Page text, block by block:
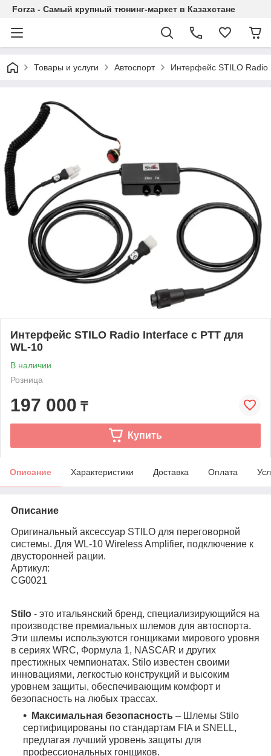
Forza - Самый крупный тюнинг-маркет в Казахстане
Товары и услуги Автоспорт Интерфейс STILO
Интерфейс STILO Radio Interface с PTT для
WL-10
В наличии
Розница
197 000 ₸
Купить
Описание Характеристики Доставка Оплата
Описание
Оригинальный аксессуар STILO для переговорной
системы. Для WL-10 Wireless Amplifier, подключение к
двусторонней рации.
Артикул:
CG0021
Stilo - это итальянский бренд, специализирующийся на
производстве премиальных шлемов для автоспорта.
Эти шлемы используются гонщиками мирового уровня
в сериях WRC, Формула 1, NASCAR и других
престижных чемпионатах. Stilo известен своими
инновациями, легкостью конструкций и высоким
уровнем защиты, обеспечивающим комфорт и
безопасность на любых трассах.
Максимальная безопасность – Шлемы Stilo
сертифицированы по стандартам FIA и SNELL,
предлагая лучший уровень защиты для
профессиональных гонщиков.